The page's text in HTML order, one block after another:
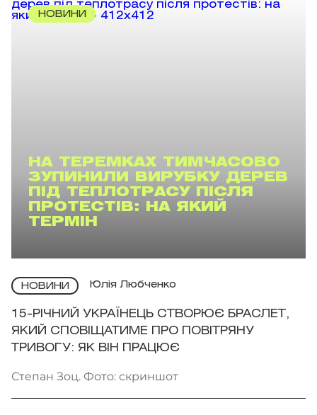
НОВИНИ
НА ТЕРЕМКАХ ТИМЧАСОВО
ЗУПИНИЛИ ВИРУБКУ ДЕРЕВ
ПІД ТЕПЛОТРАСУ ПІСЛЯ
ПРОТЕСТІВ: НА ЯКИЙ
ТЕРМІН
НОВИНИ Юлія Любченко
15-РІЧНИЙ УКРАЇНЕЦЬ СТВОРЮЄ БРАСЛЕТ,
ЯКИЙ СПОВІЩАТИМЕ ПРО ПОВІТРЯНУ
ТРИВОГУ: ЯК ВІН ПРАЦЮЄ
Степан Зоц. Фото: скриншот